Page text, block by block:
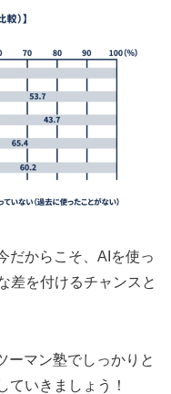
だからこそ、AIを使っ
差を付けるチャンスと
ーマン塾でしっかりと
ていきましょう！